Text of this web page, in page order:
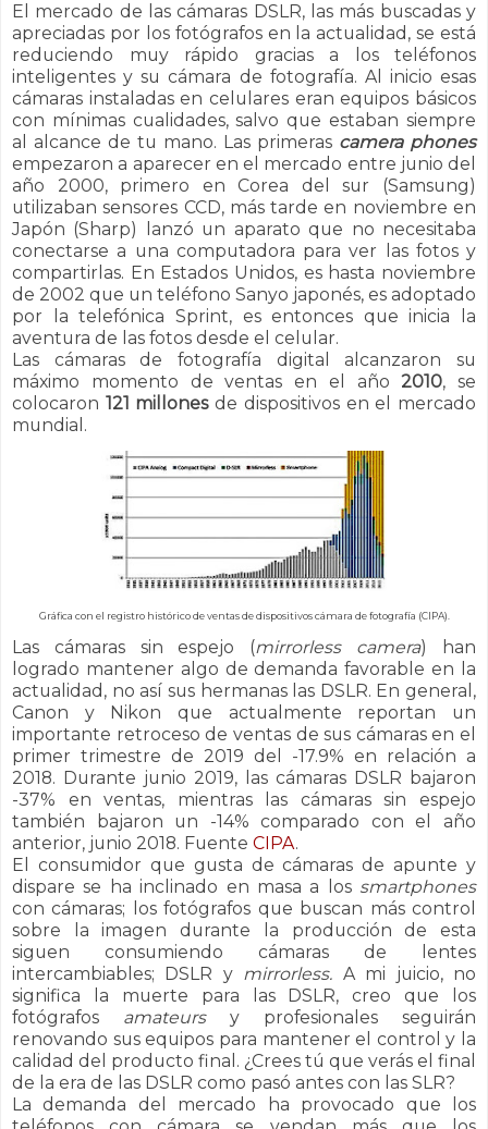
El mercado de las cámaras DSLR, las más buscadas y
apreciadas por los fotógrafos en la actualidad, se está
reduciendo muy rápido gracias a los teléfonos
inteligentes y su cámara de fotografía. Al inicio esas
cámaras instaladas en celulares eran equipos básicos
con mínimas cualidades, salvo que estaban siempre
al alcance de tu mano. Las primeras camera phones
empezaron a aparecer en el mercado entre junio del
año 2000, primero en Corea del sur (Samsung)
utilizaban sensores CCD, más tarde en noviembre en
Japón (Sharp) lanzó un aparato que no necesitaba
conectarse a una computadora para ver las fotos y
compartirlas. En Estados Unidos, es hasta noviembre
de 2002 que un teléfono Sanyo japonés, es adoptado
por la telefónica Sprint, es entonces que inicia la
aventura de las fotos desde el celular.
Las cámaras de fotografía digital alcanzaron su
máximo momento de ventas en el año2010, se
colocaron 121 millonesde dispositivos en el mercado
mundial.
Gráfica con el registro histórico de ventas de dispositivos cámara de fotografía (CIPA).
Las cámaras sin espejo (mirrorless camera) han
logrado mantener algo de demanda favorable en la
actualidad, no así sus hermanas las DSLR. En general,
Canon y Nikon que actualmente reportan un
importante retroceso de ventas de sus cámarasen el
primer trimestre de 2019 del -17.9% en relación a
2018. Durante junio 2019, las cámaras DSLR bajaron
-37% en ventas, mientras las cámaras sin espejo
también bajaron un -14% comparado con el año
anterior, junio 2018. Fuente CIPA.
El consumidor que gusta de cámaras de apunte y
dispare se ha inclinado en masa a los smartphones
con cámaras; los fotógrafos que buscan más control
sobre la imagen durante la producción de esta
siguen consumiendo cámaras de lentes
intercambiables; DSLR y mirrorless. A mi juicio, no
significa la muerte para las DSLR, creo que los
fotógrafos amateursy profesionales seguirán
renovando sus equipos para mantener el control y la
calidad del producto final. ¿Crees tú que verás el final
de la era de las DSLR como pasó antes con las SLR?
La demanda del mercado ha provocado que los